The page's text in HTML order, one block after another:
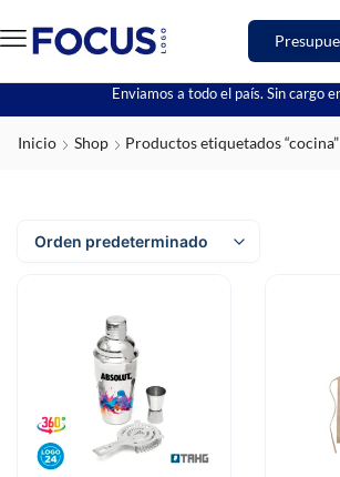
Enviamos a todo el país. Sin cargo
Inicio Shop Productos etiquetados “cocina”